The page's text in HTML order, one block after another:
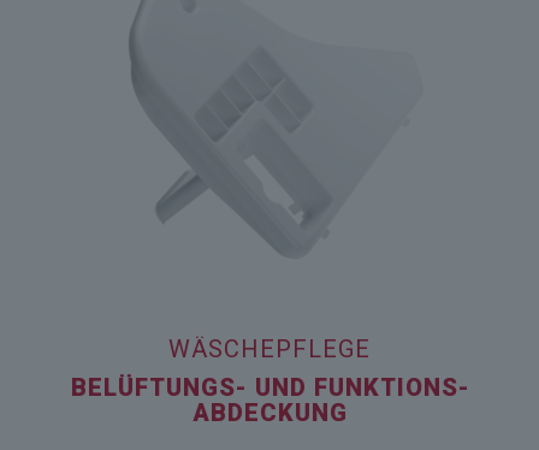
WÄSCHEPFLEGE
BELÜFTUNGS- UND FUNKTIONS­
ABDECKUNG